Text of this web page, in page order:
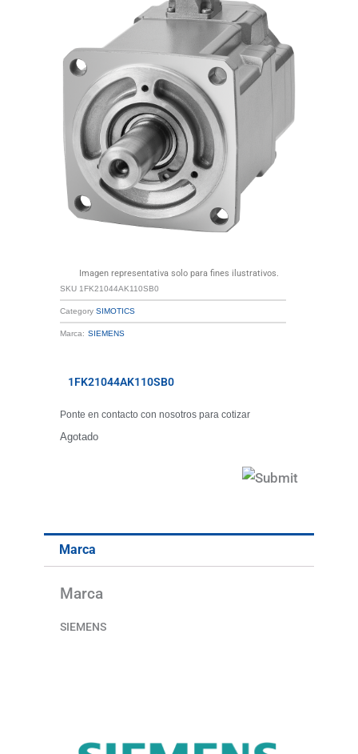
Imagen representativa solo para fines ilustrativos.
SKU 1FK21044AK110SB0
Category SIMOTICS
Marca: SIEMENS
1FK21044AK110SB0
Ponte en contacto con nosotros para cotizar
Agotado
Marca
Marca
SIEMENS